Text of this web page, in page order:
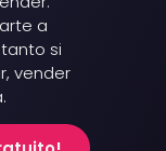
a
si
vender